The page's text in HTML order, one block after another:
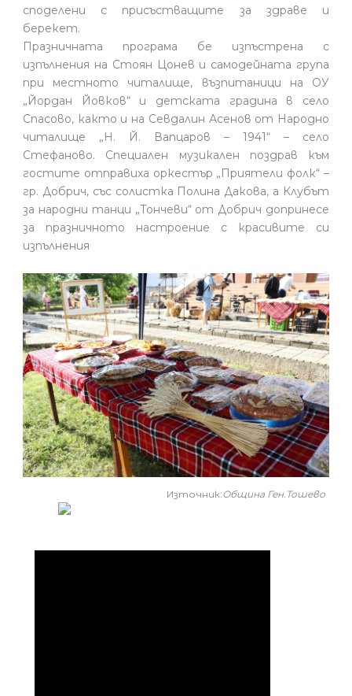
споделени с присъстващите за здраве и
берекет.
Празничната програма бе изпъстрена с
изпълнения на Стоян Цонев и самодейната група
при местното читалище, възпитаници на ОУ
„Йордан Йовков“ и детската градина в село
Спасово, както и на Севдалин Асенов от Народно
читалище „Н. Й. Вапцаров – 1941“ – село
Стефаново. Специален музикален поздрав към
гостите отправиха оркестър „Приятели фолк“ –
гр. Добрич, със солистка Полина Дакова, а Клубът
за народни танци „Тончеви“ от Добрич допринесе
за празничното настроение с красивите си
изпълнения
Източник:Община Ген.Тошево